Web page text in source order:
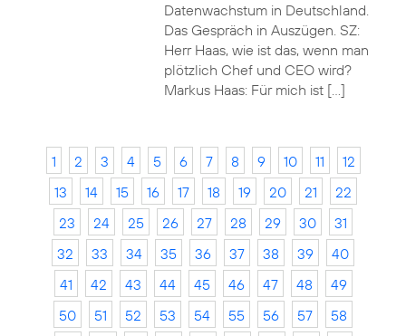
Datenwachstum in Deutschland.
Das Gespräch in Auszügen. SZ:
Herr Haas, wie ist das, wenn man
plötzlich Chef und CEO wird?
Markus Haas: Für mich ist […]
1 2 3 4 5 6 7 8 9 10 11
12
13
14 15 16 17 18 19 20 21
22
23
24 25 26 27 28 29 30
31
32
33 34 35 36 37 38 39
40
41
42 43 44 45 46 47 48
49
50
51 52 53 54 55 56 57
58